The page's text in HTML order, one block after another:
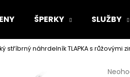
ŠPERKY SLUŽBY
stříbrný náhrdelník TLAPKA s růžovými
najít?